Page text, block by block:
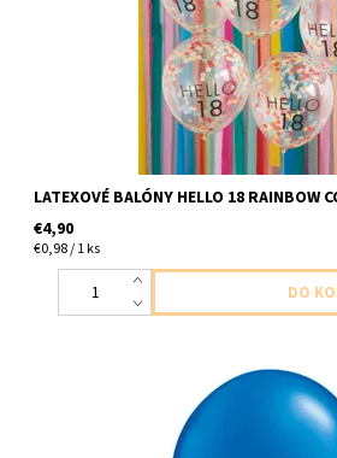
LATEXOVÉ BALÓNY HELLO 18 RAINBOW
€4,90
€0,98 / 1 ks
letexovy balon ,,11,, perletovo zafirovo
veľkosť 28cm dodavame nenafukany